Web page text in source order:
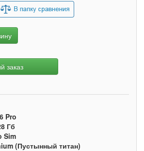
заказ
Pro
Гб
Sim
(Пустынный титан)